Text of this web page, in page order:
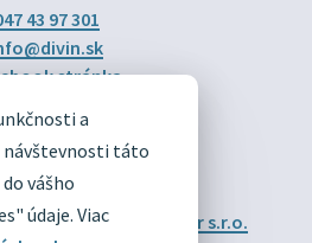
a
návštevnosti táto
vášho
údaje. Viac
STRÁNKY
Alphabet partner s.r.o.
43 97 301
stránka